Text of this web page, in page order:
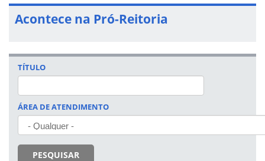
Acontece na Pró-Reitoria
TÍTULO
ÁREA DE ATENDIMENTO
PESQUISAR